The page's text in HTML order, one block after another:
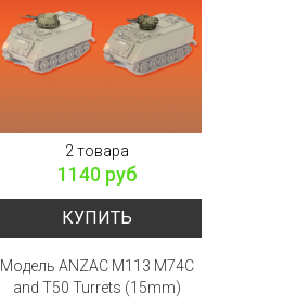
2 товара
1140 руб
КУПИТЬ
Модель ANZAC M113 M74C
and T50 Turrets (15mm)